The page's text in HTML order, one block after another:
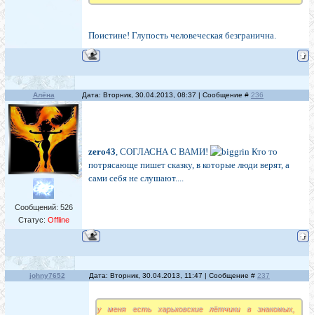
Поистине! Глупость человеческая безгранична.
Алёна Дата: Вторник, 30.04.2013, 08:37 | Сообщение # 236
Сообщений: 526
Статус: Offline
zero43, СОГЛАСНА С ВАМИ!
Кто то
потрясающе пишет сказку, в которые люди верят, а
сами себя не слушают....
johny7652 Дата: Вторник, 30.04.2013, 11:47 | Сообщение # 237
у меня есть харьковские лётчики в знакомых,